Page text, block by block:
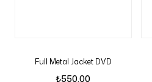
Full Metal Jacket DVD
₺550,00